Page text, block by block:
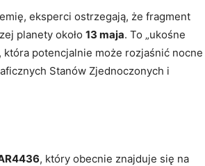
eksperci ostrzegają, że fragment
planety około 13 maja. To „ukośne
która potencjalnie może rozjaśnić nocne
Stanów Zjednoczonych i
, który obecnie znajduje się na